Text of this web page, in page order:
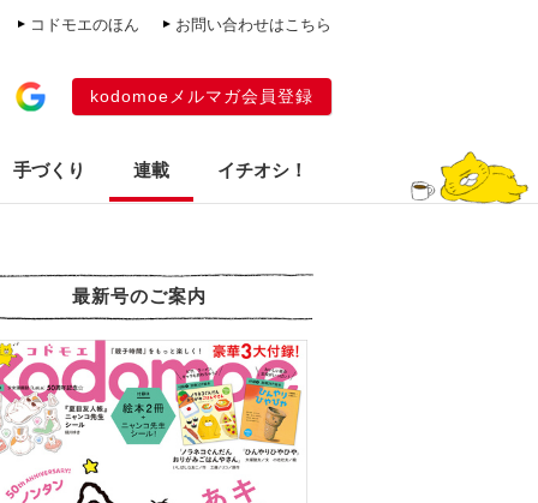
コドモエのほん お問い合わせはこちら
kodomoeメルマガ会員登録
手づくり 連載 イチオシ！
最新号のご案内